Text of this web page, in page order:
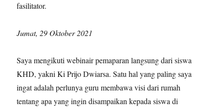
fasilitator.
Jumat, 29 Oktober 2021
Saya mengikuti webinair pemaparan langsung dari siswa
KHD, yakni Ki Prijo Dwiarsa. Satu hal yang paling saya
ingat adalah perlunya guru membawa visi dari rumah
tentang apa yang ingin disampaikan kepada siswa di